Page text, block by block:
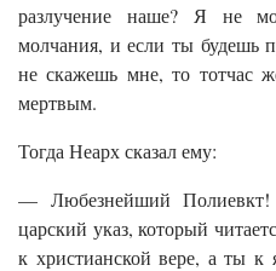
разлучение наше? Я не
молчания, и если ты будешь
не скажешь мне, то тотчас
мертвым.
Тогда Неарх сказал ему:
— Любезнейший Полиевкт!
царский указ, который
к христианской вере, а ты к